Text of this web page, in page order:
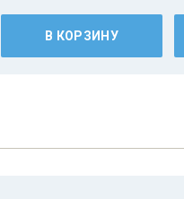
В КОРЗИНУ